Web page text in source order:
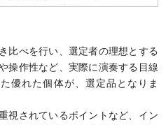
比べを行い、選定者の理想とする
操作性など、実際に演奏する目線
優れた個体が、選定品となりま
視されているポイントなど、イン